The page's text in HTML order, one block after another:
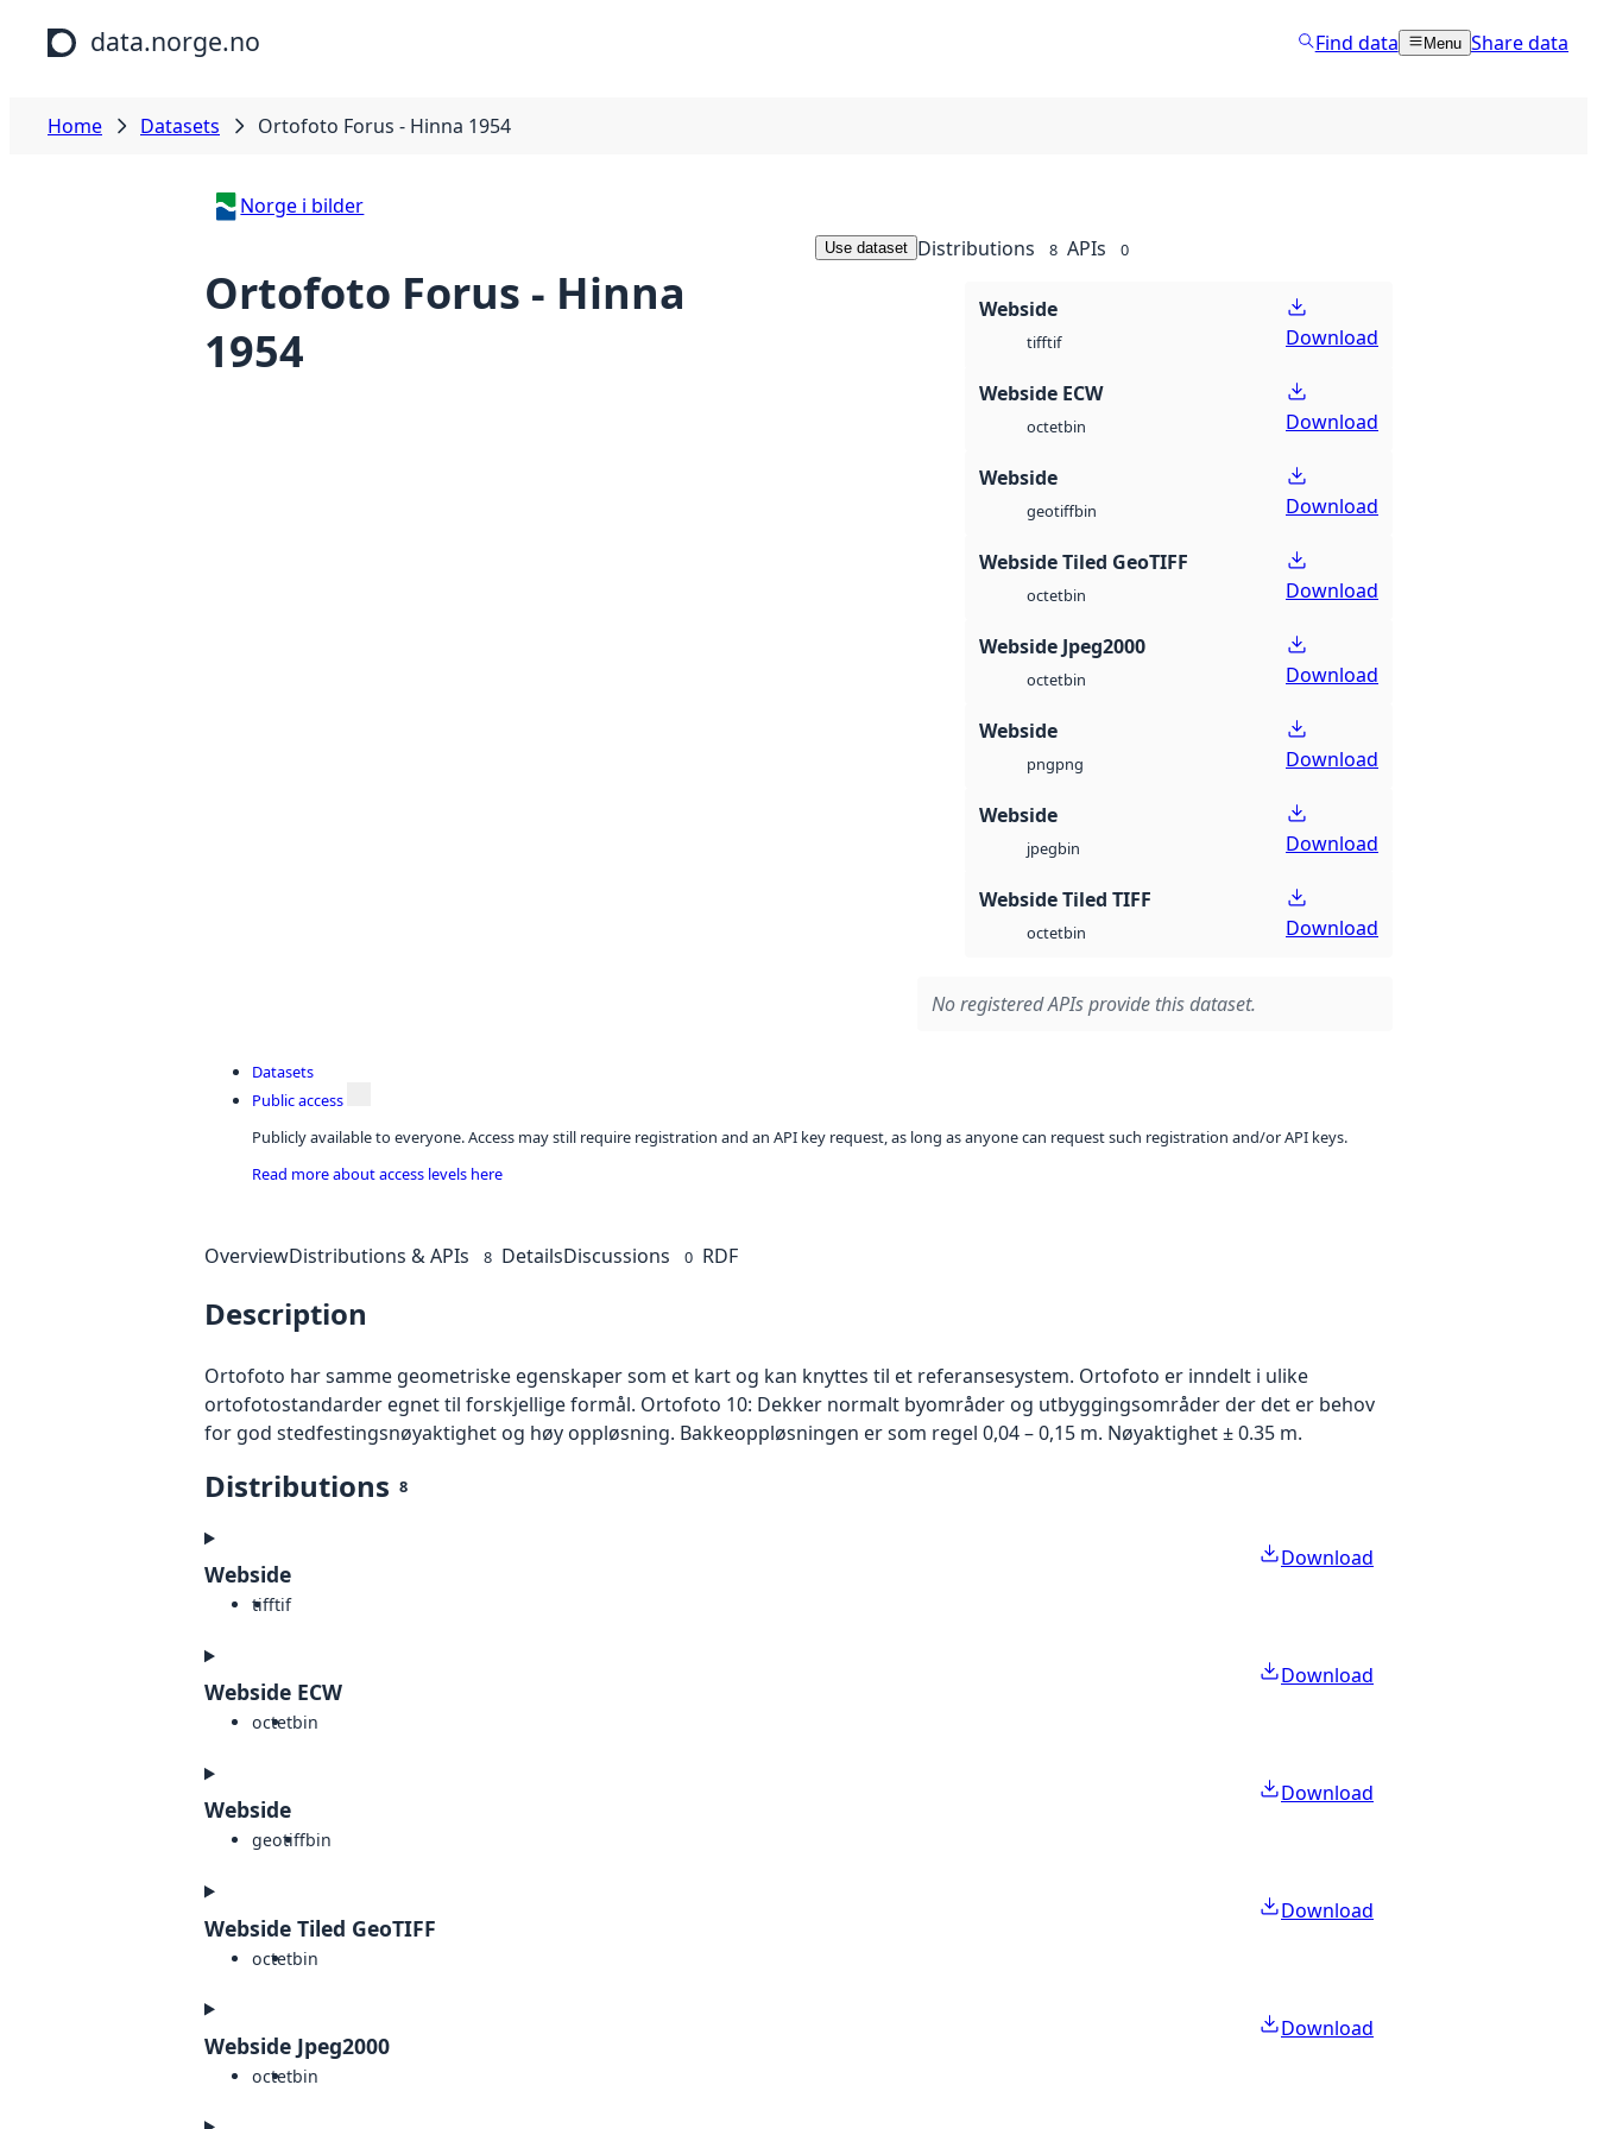
Skip to main content
data.norge.no Find data Menu Share data
Home Datasets Ortofoto Forus - Hinna 1954
Norge i bilder
Ortofoto Forus - Hinna
1954
Use dataset Distributions 8 APIs 0
Webside
tifftif Download
Webside ECW
octetbin Download
Webside
geotiffbin Download
Webside Tiled GeoTIFF
octetbin Download
Webside Jpeg2000
octetbin Download
Webside
pngpng Download
Webside
jpegbin Download
Webside Tiled TIFF
octetbin Download
No registered APIs provide this dataset.
Datasets
Public access
Publicly available to everyone. Access may still require registration and an API key request, as long as anyone can request such registration and/or API keys.
Read more about access levels here
OverviewDistributions & APIs 8 DetailsDiscussions 0 RDF
Description
Ortofoto har samme geometriske egenskaper som et kart og kan knyttes til et referansesystem. Ortofoto er inndelt i ulike
ortofotostandarder egnet til forskjellige formål. Ortofoto 10: Dekker normalt byområder og utbyggingsområder der det er behov
for god stedfestingsnøyaktighet og høy oppløsning. Bakkeoppløsningen er som regel 0,04 – 0,15 m. Nøyaktighet ± 0.35 m.
Distributions 8
Webside
tifftif
Download
Webside ECW
octetbin
Download
Webside
geotiffbin
Download
Webside Tiled GeoTIFF
octetbin
Download
Webside Jpeg2000
octetbin
Download